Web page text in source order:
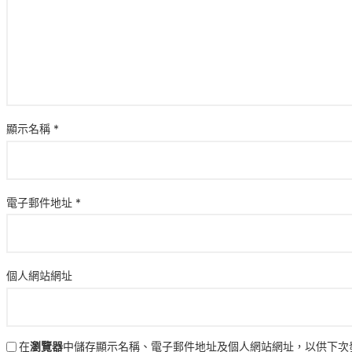
顯示名稱 *
電子郵件地址 *
個人網站網址
在瀏覽器中儲存顯示名稱、電子郵件地址及個人網站網址，以供下次